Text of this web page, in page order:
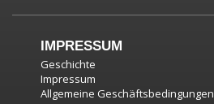
IMPRESSUM
Geschichte
Impressum
Allgemeine Geschäftsbedingungen